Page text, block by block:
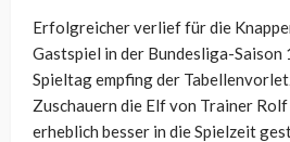
Erfolgreicher verlief für die
Gastspiel in der Bundesliga-Saison
Spieltag empfing der
Zuschauern die Elf von Trainer
erheblich besser in die Spielzeit